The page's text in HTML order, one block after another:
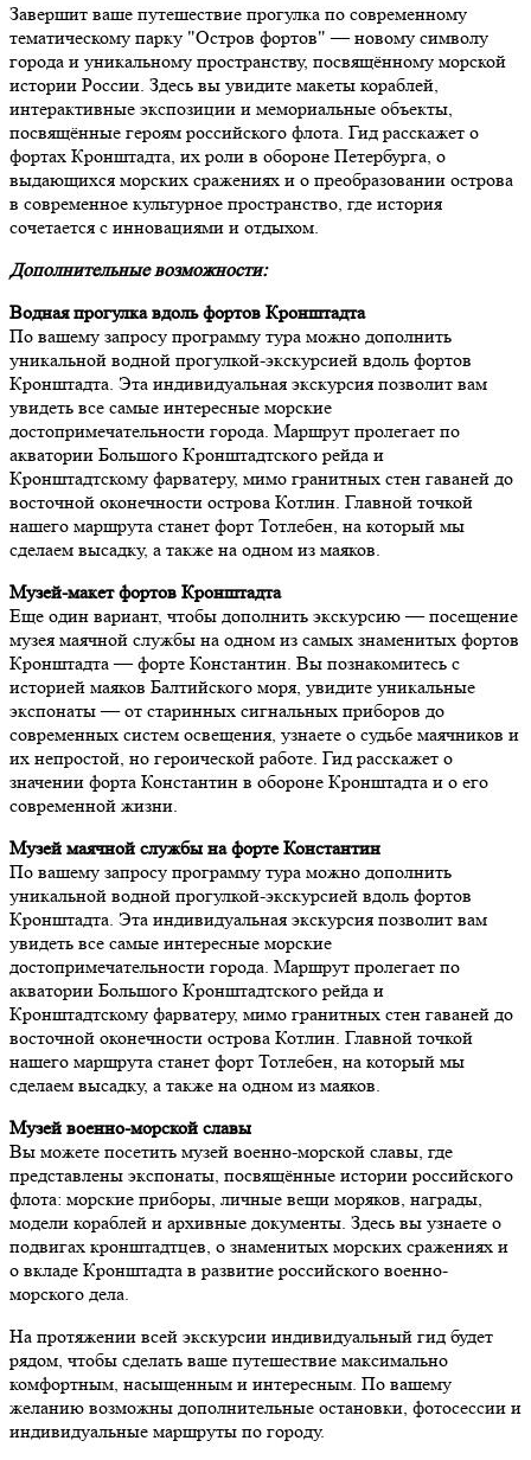
Завершит ваше путешествие прогулка по современному
тематическому парку "Остров фортов" — новому символу
города и уникальному пространству, посвящённому морской
истории России. Здесь вы увидите макеты кораблей,
интерактивные экспозиции и мемориальные объекты,
посвящённые героям российского флота. Гид расскажет о
фортах Кронштадта, их роли в обороне Петербурга, о
выдающихся морских сражениях и о преобразовании острова
в современное культурное пространство, где история
сочетается с инновациями и отдыхом.
Дополнительные возможности:
Водная прогулка вдоль фортов Кронштадта
По вашему запросу программу тура можно дополнить
уникальной водной прогулкой-экскурсией вдоль фортов
Кронштадта. Эта индивидуальная экскурсия позволит вам
увидеть все самые интересные морские
достопримечательности города. Маршрут пролегает по
акватории Большого Кронштадтского рейда и
Кронштадтскому фарватеру, мимо гранитных стен гаваней до
восточной оконечности острова Котлин. Главной точкой
нашего маршрута станет форт Тотлебен, на который мы
сделаем высадку, а также на одном из маяков.
Музей-макет фортов Кронштадта
Еще один вариант, чтобы дополнить экскурсию — посещение
музея маячной службы на одном из самых знаменитых фортов
Кронштадта — форте Константин. Вы познакомитесь с
историей маяков Балтийского моря, увидите уникальные
экспонаты — от старинных сигнальных приборов до
современных систем освещения, узнаете о судьбе маячников и
их непростой, но героической работе. Гид расскажет о
значении форта Константин в обороне Кронштадта и о его
современной жизни.
Музей маячной службы на форте Константин
По вашему запросу программу тура можно дополнить
уникальной водной прогулкой-экскурсией вдоль фортов
Кронштадта. Эта индивидуальная экскурсия позволит вам
увидеть все самые интересные морские
достопримечательности города. Маршрут пролегает по
акватории Большого Кронштадтского рейда и
Кронштадтскому фарватеру, мимо гранитных стен гаваней до
восточной оконечности острова Котлин. Главной точкой
нашего маршрута станет форт Тотлебен, на который мы
сделаем высадку, а также на одном из маяков.
Музей военно-морской славы
Вы можете посетить музей военно-морской славы, где
представлены экспонаты, посвящённые истории российского
флота: морские приборы, личные вещи моряков, награды,
модели кораблей и архивные документы. Здесь вы узнаете о
подвигах кронштадтцев, о знаменитых морских сражениях и
о вкладе Кронштадта в развитие российского военно-
морского дела.
На протяжении всей экскурсии индивидуальный гид будет
рядом, чтобы сделать ваше путешествие максимально
комфортным, насыщенным и интересным. По вашему
желанию возможны дополнительные остановки, фотосессии и
индивидуальные маршруты по городу.